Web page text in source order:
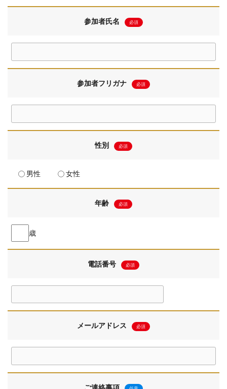
参加者氏名 必須
参加者フリガナ 必須
性別 必須
男性 女性
年齢 必須
歳
電話番号 必須
メールアドレス 必須